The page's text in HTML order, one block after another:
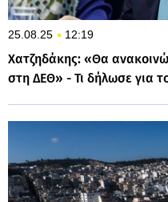
25.08.25 12:19
Χατζηδάκης: «Θα
στη ΔΕΘ» - Τι δήλωσε για